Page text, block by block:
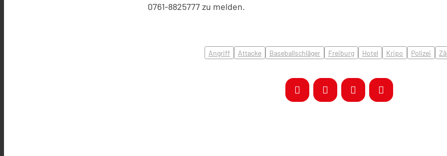
0761-8825777 zu melden.
Angriff Attacke Baseballschläger Freiburg Hotel Kripo Polizei